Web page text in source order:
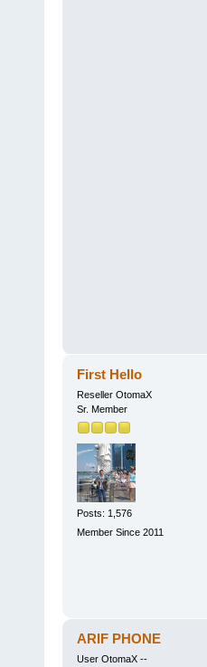
First Hello
Reseller OtomaX
Sr. Member
Posts: 1,576
Member Since 2011
ARIF PHONE
User OtomaX --